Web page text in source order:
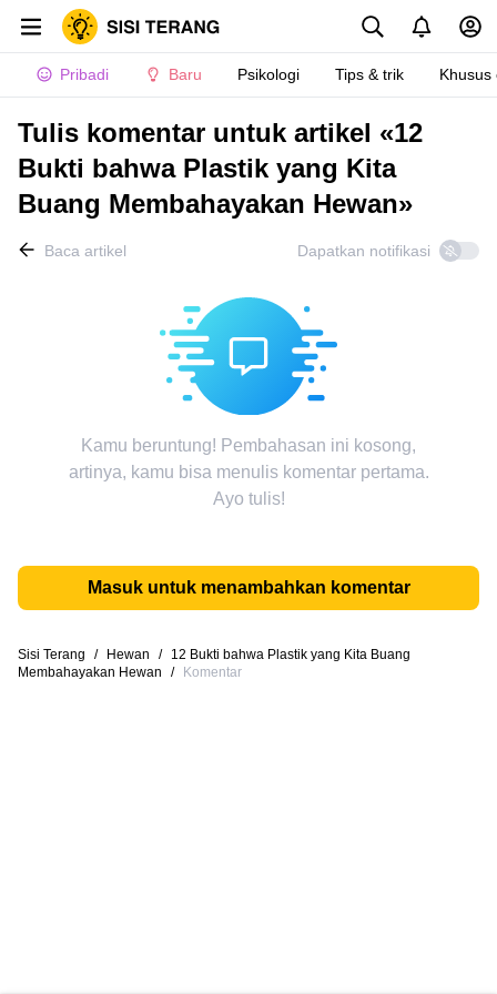
Pribadi Baru Psikologi Tips & trik Khusus
Tulis komentar untuk artikel «12
Bukti bahwa Plastik yang Kita
Buang Membahayakan Hewan»
Baca artikel Dapatkan notifikasi
Kamu beruntung! Pembahasan ini kosong,
artinya, kamu bisa menulis komentar pertama.
Ayo tulis!
Masuk untuk menambahkan komentar
Sisi Terang / Hewan /
12 Bukti bahwa Plastik yang Kita Buang
Membahayakan Hewan
/ Komentar